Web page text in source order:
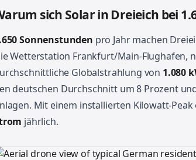
sich Solar in Dreieich bei
Sonnenstunden pro Jahr machen
Wetterstation Frankfurt/Main-Flughafen,
Globalstrahlung von 1.080
deutschen Durchschnitt um 8 Prozent
Mit einem installierten Kilowatt-
jährlich.